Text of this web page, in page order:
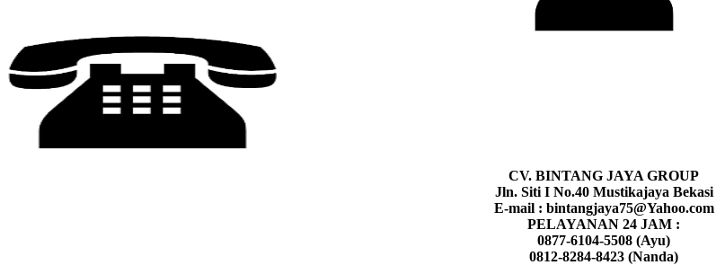
CV. BINTANG JAYA GROUP
Jln. Siti I No.40 Mustikajaya Bekasi
E-mail : bintangjaya75@Yahoo.com
PELAYANAN 24 JAM :
0877-6104-5508 (Ayu)
0812-8284-8423 (Nanda)